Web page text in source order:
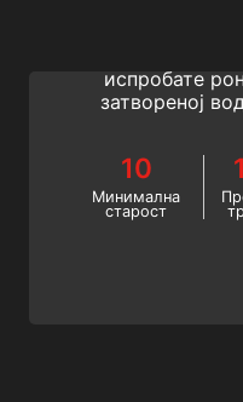
испробате
затвореној
10
Минимална
старост